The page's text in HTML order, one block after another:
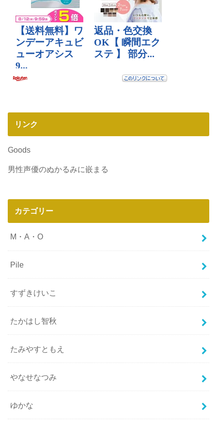
リンク
Goods
男性声優のぬかるみに嵌まる
カテゴリー
M・A・O
Pile
すずきけいこ
たかはし智秋
たみやすともえ
やなせなつみ
ゆかな